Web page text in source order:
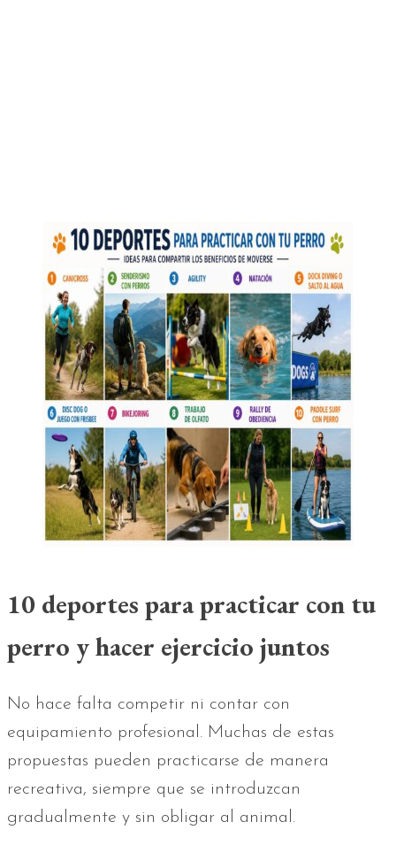
10 deportes para practicar con tu
perro y hacer ejercicio juntos
No hace falta competir ni contar con
equipamiento profesional. Muchas de estas
propuestas pueden practicarse de manera
recreativa, siempre que se introduzcan
gradualmente y sin obligar al animal.